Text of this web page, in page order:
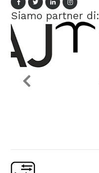
Siamo partner di: